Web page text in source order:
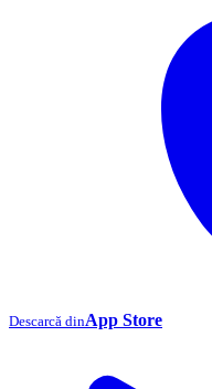
Descarcă dinApp Store